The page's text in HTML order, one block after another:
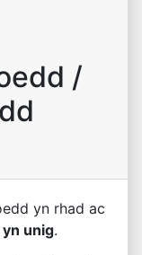
/
yn rhad ac
yn unig.